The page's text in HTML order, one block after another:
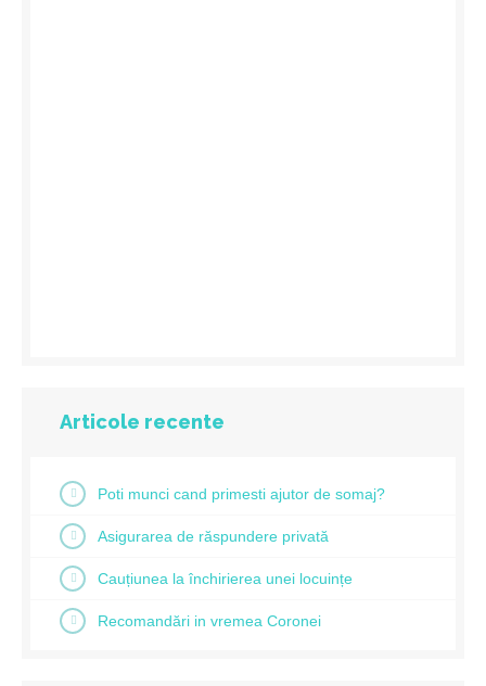
Articole recente
Poti munci cand primesti ajutor de somaj?
Asigurarea de răspundere privată
Cauțiunea la închirierea unei locuințe
Recomandări in vremea Coronei